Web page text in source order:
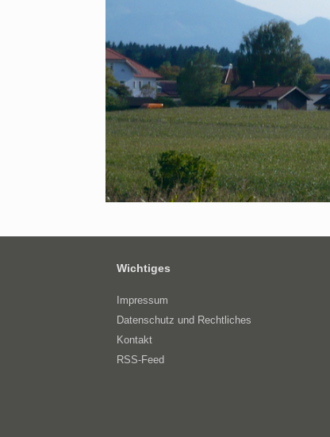
Wichtiges
Impressum
Datenschutz und Rechtliches
Kontakt
RSS-Feed